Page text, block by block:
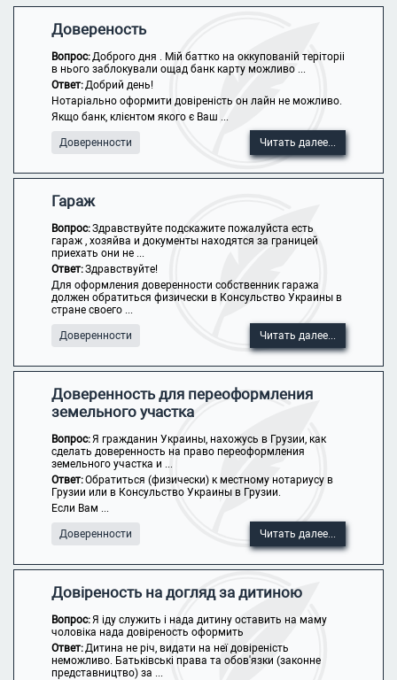
Довереность
Вопрос:Доброго дня . Мій баттко на оккупованій теріторіі
в нього заблокували ощад банк карту можливо ...
Ответ:Добрий день!
Нотаріально оформити довіреність он лайн не можливо.
Якщо банк, клієнтом якого є Ваш ...
Доверенности Читать далее...
Гараж
Вопрос:Здравствуйте подскажите пожалуйста есть
гараж , хозяйва и документы находятся за границей
приехать они не ...
Ответ:Здравствуйте!
Для оформления доверенности собственник гаража
должен обратиться физически в Консульство Украины в
стране своего ...
Доверенности Читать далее...
Доверенность для переоформления
земельного участка
Вопрос:Я гражданин Украины, нахожусь в Грузии, как
сделать доверенность на право переоформления
земельного участка и ...
Ответ:Обратиться (физически) к местному нотариусу в
Грузии или в Консульство Украины в Грузии.
Если Вам ...
Доверенности Читать далее...
Довіреность на догляд за дитиною
Вопрос:Я іду служить і нада дитину оставить на маму
чоловіка нада довіреность оформить
Ответ:Дитина не річ, видати на неї довіреність
неможливо. Батьківські права та обов'язки (законне
представництво) за ...